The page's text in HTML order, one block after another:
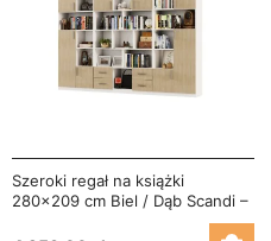
Szeroki regał na książki
280x209 cm Biel / Dąb Scandi –